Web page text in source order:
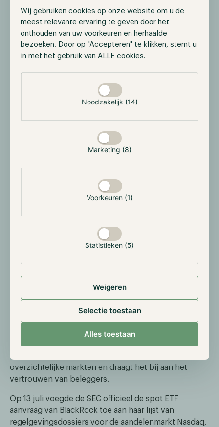
Wij gebruiken cookies op onze website om u de
meest relevante ervaring te geven door het
onthouden van uw voorkeuren en herhaalde
bezoeken. Door op "Accepteren" te klikken, stemt u
in met het gebruik van ALLE cookies.
Noodzakelijk (14)
Marketing (8)
Voorkeuren (1)
Statistieken (5)
Weigeren
Selectie toestaan
Alles toestaan
marktdeelnemers dat de Fed de rente zal verhogen
naar 5,50%, iets boven hun voorspelde
eindpercentage. Op dit moment is de algemene
verwachting dat de Fed de rentestand dit jaar niet
meer zal verwachten.
BackRock dient aanvraag voor
Bitcoin spot ETF opnieuw in
verklaring waarin het de huidige aanvragen voor een
Bitcoin spot ETF van verschillende
diende een herziene aanvraag in, waarin de
problemen werden aangepakt. Opvallend was dat in
Niet veel later is Coinbase soortgelijke
overeenkomsten aangegaan met alle andere lopende
ETF-aanvragen, namelijk: Wise Origin, WisdomTree,
VanEck, Invesco Galaxy en ARK 21Shares. Dit toezicht
is een cruciaal onderdeel van ETF-aanvragen omdat
het de markt inzichtelijker maakt voor
toezichthouders en een bijdrage levert aan de
naleving van wet- en regelgeving. Zo helpt het onder
andere bij het opsporen van mogelijke
marktmanipulatie, het bevorderen van eerlijke en
overzichtelijke markten en draagt het bij aan het
vertrouwen van beleggers.
Op 13 juli voegde de SEC officieel de spot ETF
aanvraag van BlackRock toe aan haar lijst van
regelgevingsdossiers voor de aandelenmarkt Nasdaq,